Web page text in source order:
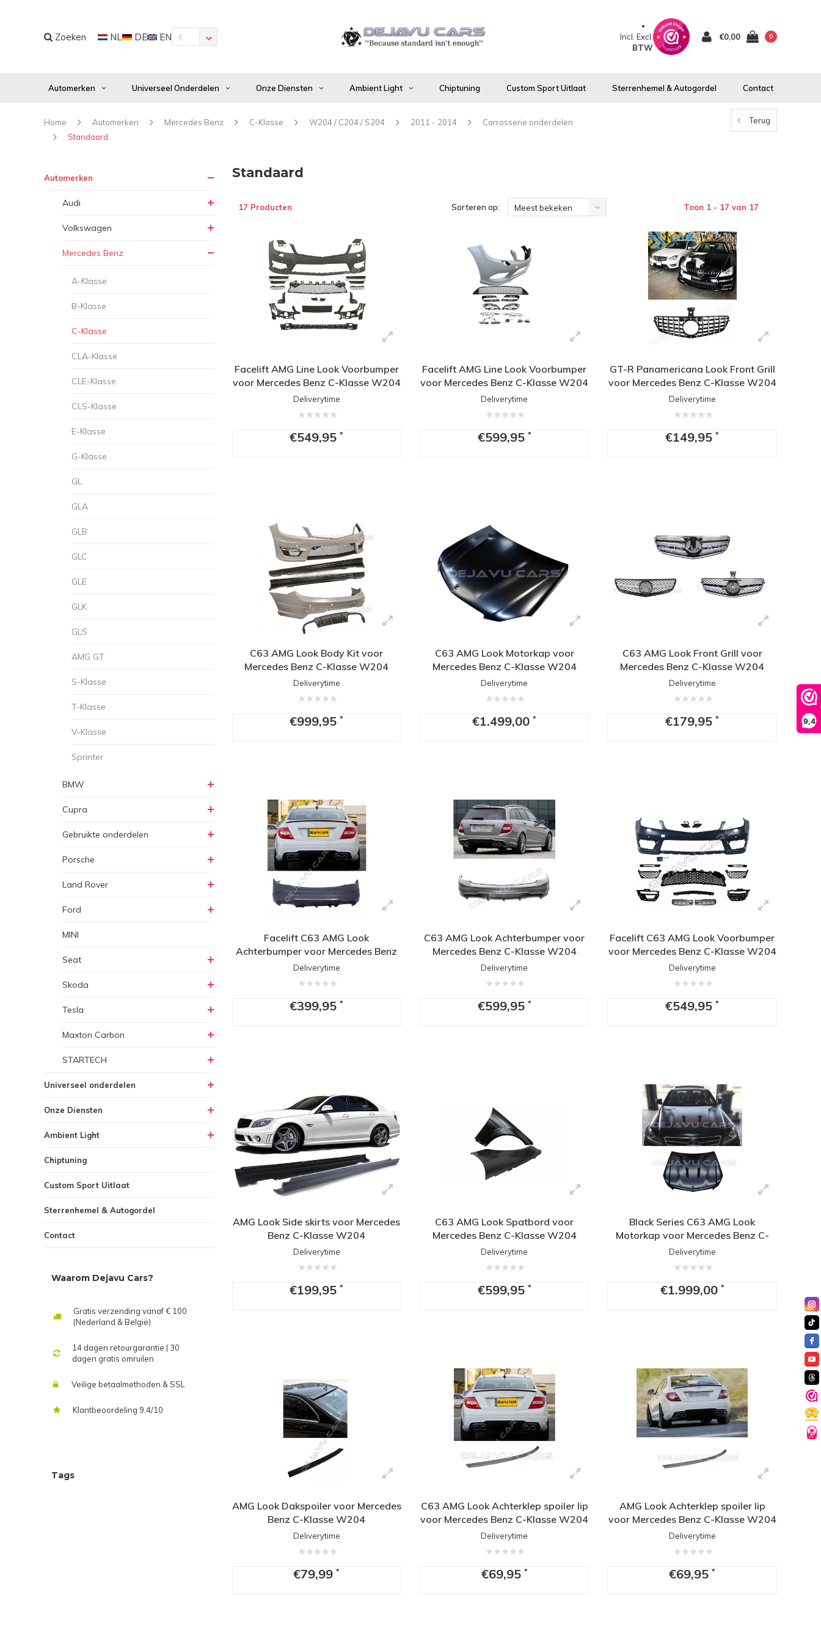
9,4
Zoeken NL DE EN € Incl. Excl.
BTW
€0,00 0
Automerken Universeel Onderdelen Onze Diensten Ambient Light Chiptuning Custom Sport Uitlaat Sterrenhemel & Autogordel Contact
Home Automerken Mercedes Benz C-Klasse W204 / C204 / S204 2011 - 2014
Carrosserie onderdelen
Standaard
Terug
Automerken
Audi
Volkswagen
Mercedes Benz
A-Klasse
B-Klasse
C-Klasse
CLA-Klasse
CLE-Klasse
CLS-Klasse
E-Klasse
G-Klasse
GL
GLA
GLB
GLC
GLE
GLK
GLS
AMG GT
S-Klasse
T-Klasse
V-Klasse
Sprinter
BMW
Cupra
Gebruikte onderdelen
Porsche
Land Rover
Ford
MINI
Seat
Skoda
Tesla
Maxton Carbon
STARTECH
Universeel onderdelen
Onze Diensten
Ambient Light
Chiptuning
Custom Sport Uitlaat
Sterrenhemel & Autogordel
Contact
Waarom Dejavu Cars?
Gratis verzending vanaf € 100
(Nederland & België)
14 dagen retourgarantie | 30
dagen gratis omruilen
Veilige betaalmethoden & SSL
Klantbeoordeling 9.4/10
Tags
Standaard
17 Producten Sorteren op: Meest bekeken Toon 1 - 17 van 17
Facelift AMG Line Look Voorbumper
voor Mercedes Benz C-Klasse W204
Deliverytime
€549,95*
Facelift AMG Line Look Voorbumper
voor Mercedes Benz C-Klasse W204
Deliverytime
€599,95 *
GT-R Panamericana Look Front Grill
voor Mercedes Benz C-Klasse W204
Deliverytime
€149,95*
C63 AMG Look Body Kit voor
Mercedes Benz C-Klasse W204
Deliverytime
€999,95*
C63 AMG Look Motorkap voor
Mercedes Benz C-Klasse W204
Deliverytime
€1.499,00*
C63 AMG Look Front Grill voor
Mercedes Benz C-Klasse W204
Deliverytime
€179,95*
Facelift C63 AMG Look
Achterbumper voor Mercedes Benz
C-Klasse W204
Deliverytime
€399,95*
C63 AMG Look Achterbumper voor
Mercedes Benz C-Klasse W204
Estate
Deliverytime
€599,95 *
Facelift C63 AMG Look Voorbumper
voor Mercedes Benz C-Klasse W204
Deliverytime
€549,95*
AMG Look Side skirts voor Mercedes
Benz C-Klasse W204
Deliverytime
€199,95*
C63 AMG Look Spatbord voor
Mercedes Benz C-Klasse W204
Deliverytime
€599,95 *
Black Series C63 AMG Look
Motorkap voor Mercedes Benz C-
Klasse W204
Deliverytime
€1.999,00 *
AMG Look Dakspoiler voor Mercedes
Benz C-Klasse W204
Deliverytime
€79,99*
C63 AMG Look Achterklep spoiler lip
voor Mercedes Benz C-Klasse W204
Deliverytime
€69,95 *
AMG Look Achterklep spoiler lip
voor Mercedes Benz C-Klasse W204
Coupe
Deliverytime
€69,95*